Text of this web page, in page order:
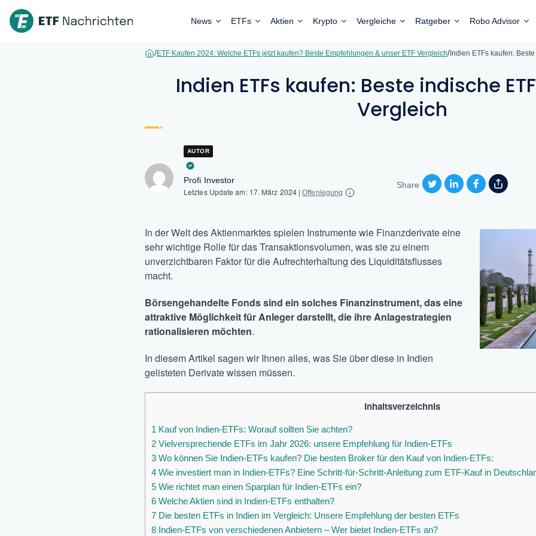
News ETFs Aktien Krypto Vergleiche Ratgeber Robo Advisor
/ETF Kaufen 2024: Welche ETFs jetzt kaufen? Beste Empfehlungen & unser ETF Vergleich/Indien ETFs kaufen:
Indien ETFs kaufen: Beste indische
Vergleich
AUTOR
Profi Investor
Letztes Update am: 17. März 2024 |Offenlegung
Share
In der Welt des Aktienmarktes spielen Instrumente wie Finanzderivate eine
sehr wichtige Rolle für das Transaktionsvolumen, was sie zu einem
unverzichtbaren Faktor für die Aufrechterhaltung des Liquiditätsflusses
macht.
Börsengehandelte Fonds sind ein solches Finanzinstrument, das eine
attraktive Möglichkeit für Anleger darstellt, die ihre Anlagestrategien
rationalisieren möchten.
In diesem Artikel sagen wir Ihnen alles, was Sie über diese in Indien
gelisteten Derivate wissen müssen.
Inhaltsverzeichnis
1 Kauf von Indien-ETFs: Worauf sollten Sie achten?
2 Vielversprechende ETFs im Jahr 2026: unsere Empfehlung für Indien-ETFs
3 Wo können Sie Indien-ETFs kaufen? Die besten Broker für den Kauf von Indien-ETFs:
4 Wie investiert man in Indien-ETFs? Eine Schritt-für-Schritt-Anleitung zum ETF-Kauf in
5 Wie richtet man einen Sparplan für Indien-ETFs ein?
6 Welche Aktien sind in Indien-ETFs enthalten?
7 Die besten ETFs in Indien im Vergleich: Unsere Empfehlung der besten ETFs
8 Indien-ETFs von verschiedenen Anbietern – Wer bietet Indien-ETFs an?